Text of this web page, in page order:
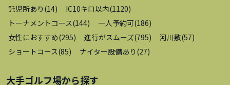
託児所あり (14) IC10キロ以内(1120)
トーナメントコース(144) 一人予約可(186)
女性におすすめ(295) 進行がスムーズ(795) 河川敷(57)
ショートコース(85) ナイター設備あり (27)
大手ゴルフ場から探す